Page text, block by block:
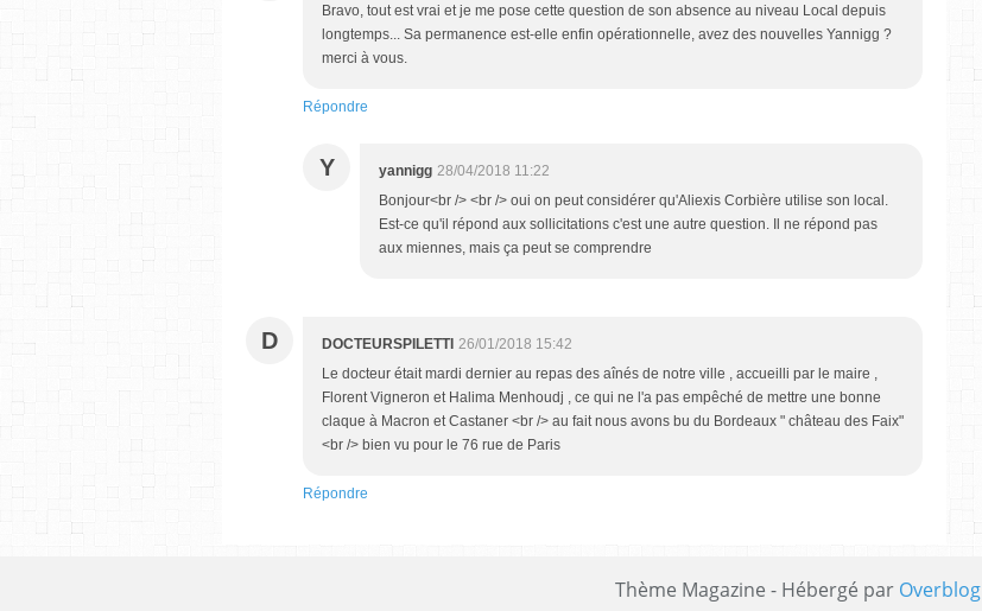
Bravo, tout est vrai et je me pose cette question de son absence au niveau Local depuis
longtemps... Sa permanence est-elle enfin opérationnelle, avez des nouvelles Yannigg ?
merci à vous.
Répondre
Y yannigg 28/04/2018 11:22
Bonjour<br /> <br /> oui on peut considérer qu'Aliexis Corbière utilise son local.
Est-ce qu'il répond aux sollicitations c'est une autre question. Il ne répond pas
aux miennes, mais ça peut se comprendre
D DOCTEURSPILETTI 26/01/2018 15:42
Le docteur était mardi dernier au repas des aînés de notre ville , accueilli par le maire ,
Florent Vigneron et Halima Menhoudj , ce qui ne l'a pas empêché de mettre une bonne
claque à Macron et Castaner <br /> au fait nous avons bu du Bordeaux " château des Faix"
<br /> bien vu pour le 76 rue de Paris
Répondre
Thème Magazine - Hébergé par Overblog